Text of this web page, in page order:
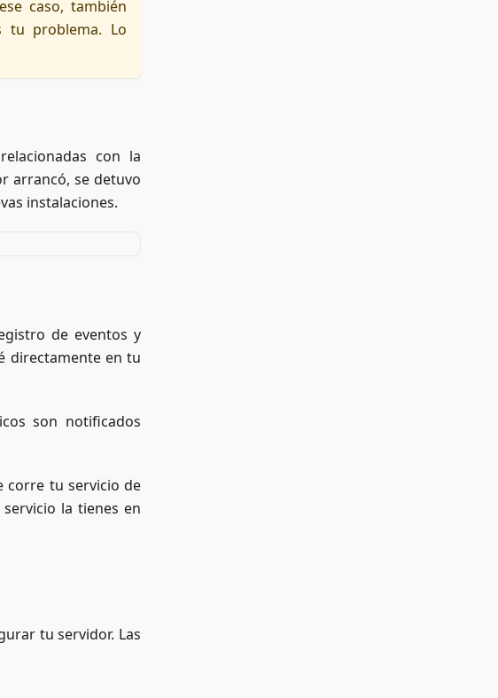
caso, también
tu problema. Lo
con la
arrancó, se detuvo
instalaciones.
de eventos y
directamente en tu
son notificados
corre tu servicio de
la tienes en
tu servidor. Las